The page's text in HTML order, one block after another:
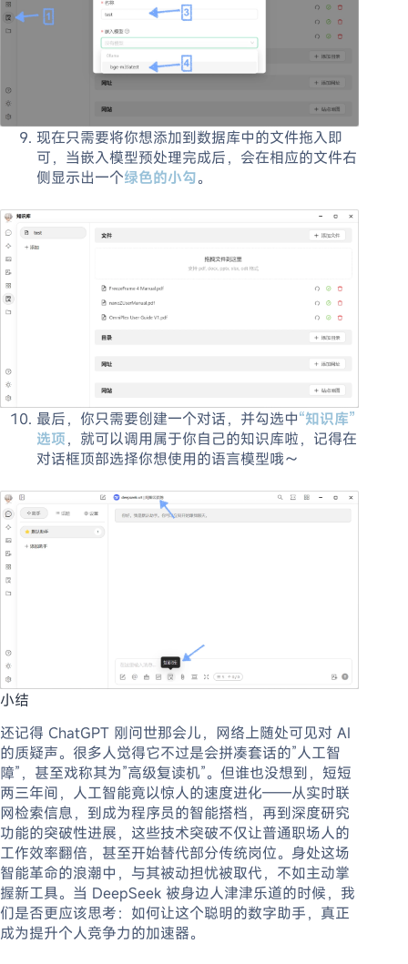
现在只需要将你想添加到数据库中的文件拖入即
可，当嵌入模型预处理完成后，会在相应的文件右
侧显示出一个绿色的小勾。
最后，你只需要创建一个对话，并勾选中“知识库”
选项，就可以调用属于你自己的知识库啦，记得在
对话框顶部选择你想使用的语言模型哦～
小结
还记得 ChatGPT 刚问世那会儿，网络上随处可见对 AI
的质疑声。很多人觉得它不过是会拼凑套话的”人工智
障”，甚至戏称其为”高级复读机”。但谁也没想到，短短
两三年间，人工智能竟以惊人的速度进化——从实时联
网检索信息，到成为程序员的智能搭档，再到深度研究
功能的突破性进展，这些技术突破不仅让普通职场人的
工作效率翻倍，甚至开始替代部分传统岗位。身处这场
智能革命的浪潮中，与其被动担忧被取代，不如主动掌
握新工具。当 DeepSeek 被身边人津津乐道的时候，我
们是否更应该思考：如何让这个聪明的数字助手，真正
成为提升个人竞争力的加速器。